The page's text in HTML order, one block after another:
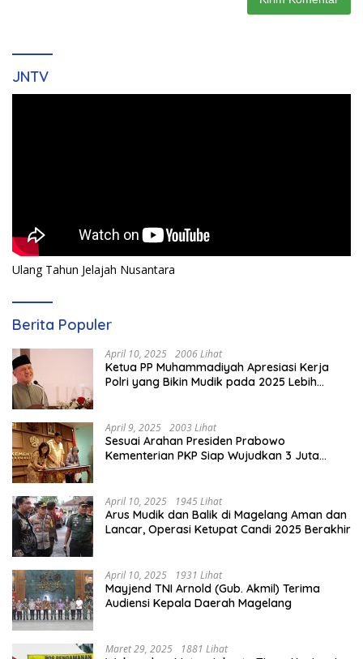
JNTV
Ulang Tahun Jelajah Nusantara
Berita Populer
April 10, 2025 2006 Lihat
Ketua PP Muhammadiyah Apresiasi Kerja
Polri yang Bikin Mudik pada 2025 Lebih
April 9, 2025 2003 Lihat
Sesuai Arahan Presiden Prabowo
Kementerian PKP Siap Wujudkan 3 Juta
April 10, 2025 1945 Lihat
Arus Mudik dan Balik di Magelang Aman dan
Lancar, Operasi Ketupat Candi 2025 Berakhir
April 10, 2025 1931 Lihat
Mayjend TNI Arnold (Gub. Akmil) Terima
Audiensi Kepala Daerah Magelang
Maret 29, 2025 1881 Lihat